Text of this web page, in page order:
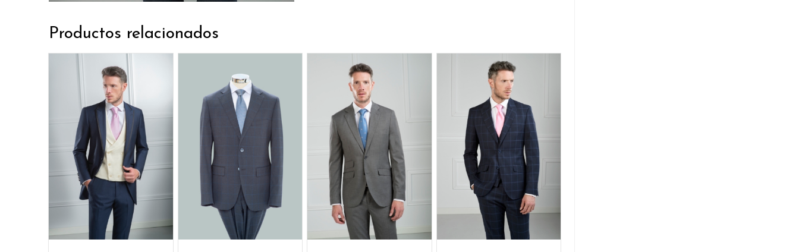
Productos relacionados